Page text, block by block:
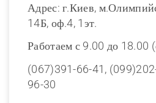
Адрес: г.Киев,
14Б, оф.4, 1эт.
Работаем с 9.00 до 18.00
(067)391-66-41,
96-30